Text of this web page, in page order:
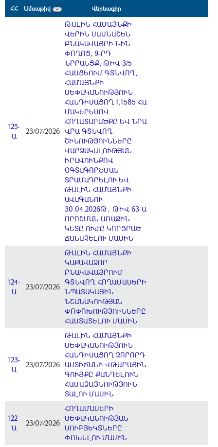
ՀՀ Ամսաթիվ Վերնագիր
125-
Ա
23/07/2026
ԹԱԼԻՆ ՀԱՄԱՅՆՔԻ
ՎԵՐԻՆ ՍԱՍՆԱՇԵՆ
ԲՆԱԿԱՎԱՅՐԻ 1-ԻՆ
ՓՈՂՈՑ, 9-ՐԴ
ՆՐԲԱՆՑՔ, ԹԻՎ 3/5
ՀԱՍՑԵՈՒՄ ԳՏՆՎՈՂ,
ՀԱՄԱՅՆՔԻ
ՍԵՓԱԿԱՆՈՒԹՅՈՒՆ
ՀԱՆԴԻՍԱՑՈՂ 1,1585 ՀԱ
ՄԱԿԵՐԵՍՈՎ
ՀՈՂԱՏԱՐԱԾՔԸ ԵՎ ՆՐԱ
ՎՐԱ ԳՏՆՎՈՂ
ՇԻՆՈՒԹՅՈՒՆՆԵՐԸ
ՎԱՐՁԱԿԱԼՈՒԹՅԱՆ
ԻՐԱՎՈՒՆՔՈՎ
ՕԳՏԱԳՈՐԾՄԱՆ
ՏՐԱՄԱԴՐԵԼՈՒ ԵՎ
ԹԱԼԻՆ ՀԱՄԱՅՆՔԻ
ԱՎԱԳԱՆՈՒ
30.04.2026Թ․ ԹԻՎ 63-Ա
ՈՐՈՇՄԱՆ ԱՌԱՋԻՆ
ԿԵՏԸ ՈՒԺԸ ԿՈՐՑՐԱԾ
ՃԱՆԱՉԵԼՈՒ ՄԱՍԻՆ
124-
Ա
23/07/2026
ԹԱԼԻՆ ՀԱՄԱՅՆՔԻ
ԿԱՔԱՎԱՁՈՐ
ԲՆԱԿԱՎԱՅՐՈՒՄ
ԳՏՆՎՈՂ ՀՈՂԱՄԱՍԵՐԻ
ՆՊԱՏԱԿԱՅԻՆ
ՆՇԱՆԱԿՈՒԹՅԱՆ
ՓՈՓՈԽՈՒԹՅՈՒՆՆԵՐԸ
ՀԱՍՏԱՏԵԼՈՒ ՄԱՍԻՆ
123-
Ա
23/07/2026
ԹԱԼԻՆ ՀԱՄԱՅՆՔԻ
ՍԵՓԱԿԱՆՈՒԹՅՈՒՆ
ՀԱՆԴԻՍԱՑՈՂ ՉՈՐՈՐԴ
ԱՍՏԻՃԱՆԻ ՎԹԱՐԱՅԻՆ
ԳՈՒՅՔԸ ՔԱՆԴԵԼՈՒՆ
ՀԱՄԱՁԱՅՆՈՒԹՅՈՒՆ
ՏԱԼՈՒ ՄԱՍԻՆ
122-
Ա
23/07/2026
ՀՈՂԱՄԱՍԵՐԻ
ՍԵՓԱԿԱՆՈՒԹՅԱՆ
ՍՈՒԲՅԵԿՏՆԵՐԸ
ՓՈԽԵԼՈՒ ՄԱՍԻՆ